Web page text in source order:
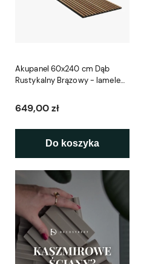
Akupanel 60x240 cm Dąb
Rustykalny Brązowy - lamele
649,00 zł
Do koszyka